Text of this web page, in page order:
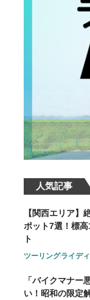
人気記事
【関西エリア】
ポット7選！標
ト
ツーリングライデ
「バイクマナー
い！昭和の限定